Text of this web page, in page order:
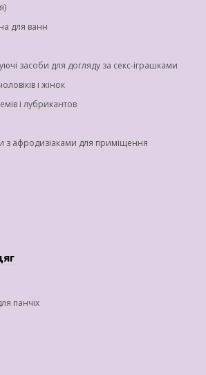
для ванн
засоби для догляду за секс-іграшками
і жінок
і лубрикантов
з афродизіаками для приміщення
панчіх